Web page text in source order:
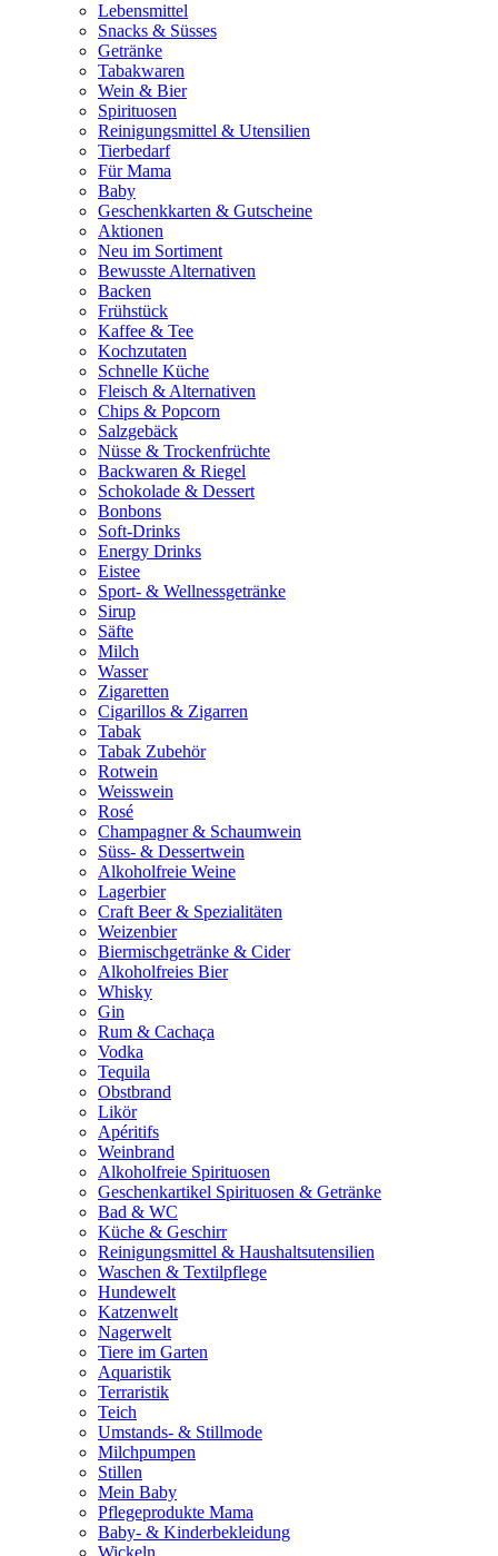
Lebensmittel
Snacks & Süsses
Getränke
Tabakwaren
Wein & Bier
Spirituosen
Reinigungsmittel & Utensilien
Tierbedarf
Für Mama
Baby
Geschenkkarten & Gutscheine
Aktionen
Neu im Sortiment
Bewusste Alternativen
Backen
Frühstück
Kaffee & Tee
Kochzutaten
Schnelle Küche
Fleisch & Alternativen
Chips & Popcorn
Salzgebäck
Nüsse & Trockenfrüchte
Backwaren & Riegel
Schokolade & Dessert
Bonbons
Soft-Drinks
Energy Drinks
Eistee
Sport- & Wellnessgetränke
Sirup
Säfte
Milch
Wasser
Zigaretten
Cigarillos & Zigarren
Tabak
Tabak Zubehör
Rotwein
Weisswein
Rosé
Champagner & Schaumwein
Süss- & Dessertwein
Alkoholfreie Weine
Lagerbier
Craft Beer & Spezialitäten
Weizenbier
Biermischgetränke & Cider
Alkoholfreies Bier
Whisky
Gin
Rum & Cachaça
Vodka
Tequila
Obstbrand
Likör
Apéritifs
Weinbrand
Alkoholfreie Spirituosen
Geschenkartikel Spirituosen & Getränke
Bad & WC
Küche & Geschirr
Reinigungsmittel & Haushaltsutensilien
Waschen & Textilpflege
Hundewelt
Katzenwelt
Nagerwelt
Tiere im Garten
Aquaristik
Terraristik
Teich
Umstands- & Stillmode
Milchpumpen
Stillen
Mein Baby
Pflegeprodukte Mama
Baby- & Kinderbekleidung
Wickeln